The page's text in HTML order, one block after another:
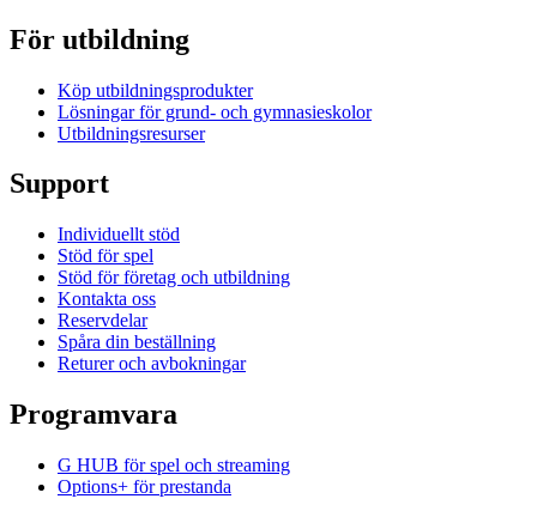
För utbildning
Köp utbildningsprodukter
Lösningar för grund- och gymnasieskolor
Utbildningsresurser
Support
Individuellt stöd
Stöd för spel
Stöd för företag och utbildning
Kontakta oss
Reservdelar
Spåra din beställning
Returer och avbokningar
Programvara
G HUB för spel och streaming
Options+ för prestanda